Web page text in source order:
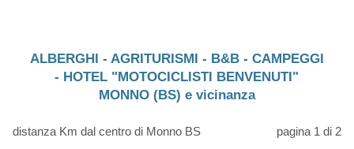
ALBERGHI - AGRITURISMI - B&B - CAMPEGGI
- HOTEL "MOTOCICLISTI BENVENUTI"
MONNO (BS) e vicinanza
distanza Km dal centro di Monno BS pagina 1 di 2